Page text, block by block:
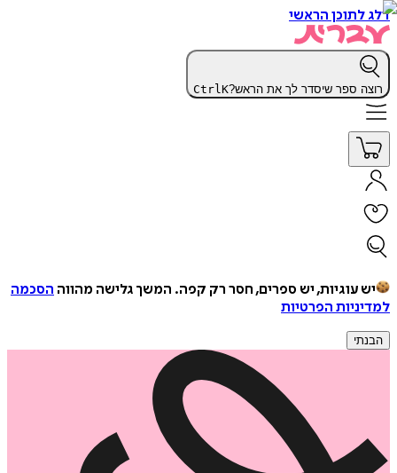
דלג לתוכן הראשי
רוצה ספר שיסדר לך את הראש? CtrlK
יש עוגיות, יש ספרים, חסר רק קפה. המשך גלישה מהווה הסכמה
למדיניות הפרטיות
הבנתי